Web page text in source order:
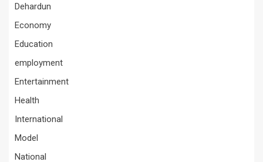
Dehardun
Economy
Education
employment
Entertainment
Health
International
Model
National